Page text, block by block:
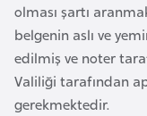
olması şartı
belgenin aslı ve
edilmiş ve noter
Valiliği tarafından
gerekmektedir.
i
s
t